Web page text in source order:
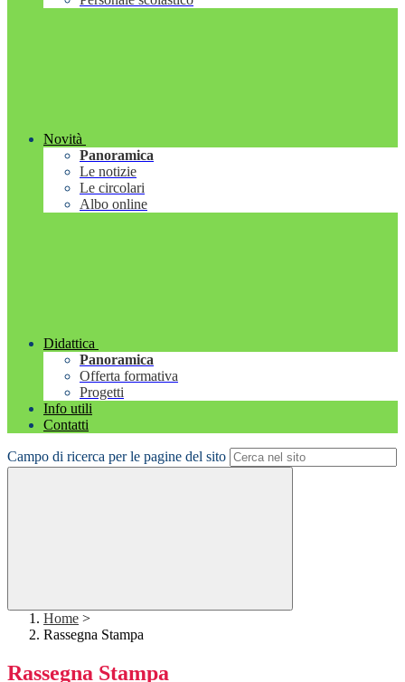
Novità
Panoramica
Le notizie
Le circolari
Albo online
Didattica
Panoramica
Offerta formativa
Progetti
Info utili
Contatti
Campo di ricerca per le pagine del sito
Home >
Rassegna Stampa
Rassegna Stampa